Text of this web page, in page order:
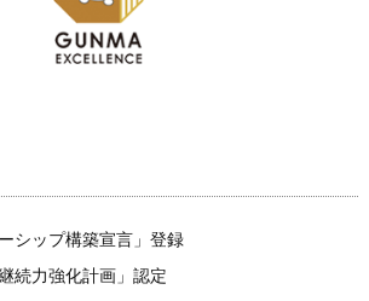
シップ構築宣言」登録
続力強化計画」認定